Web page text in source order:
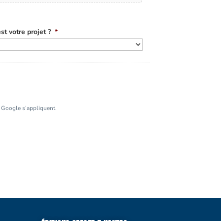
votre projet ? *
s’appliquent.